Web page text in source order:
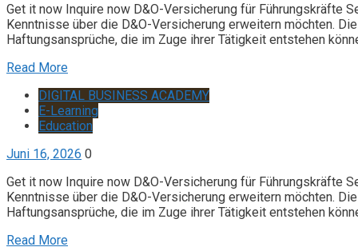
Get it now Inquire now D&O-Versicherung für Führungskräfte
Kenntnisse über die D&O-Versicherung erweitern möchten.
Haftungsansprüche, die im Zuge ihrer Tätigkeit entstehen
Read More
DIGITAL BUSINESS ACADEMY
E-Learning
Education
Juni 16, 2026 0
Get it now Inquire now D&O-Versicherung für Führungskräfte
Kenntnisse über die D&O-Versicherung erweitern möchten.
Haftungsansprüche, die im Zuge ihrer Tätigkeit entstehen
Read More